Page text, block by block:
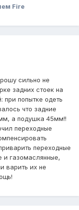
Fire
сильно не
задних стоек на
при попытке одеть
что задние
а подушка 45мм!!
переходные
переходные
и газомаслянные,
варить их не